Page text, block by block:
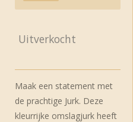
Uitverkocht
Maak een statement met
de prachtige Jurk. Deze
kleurrijke omslagjurk heeft